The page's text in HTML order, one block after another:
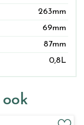
263mm
69mm
87mm
0,8L
ook